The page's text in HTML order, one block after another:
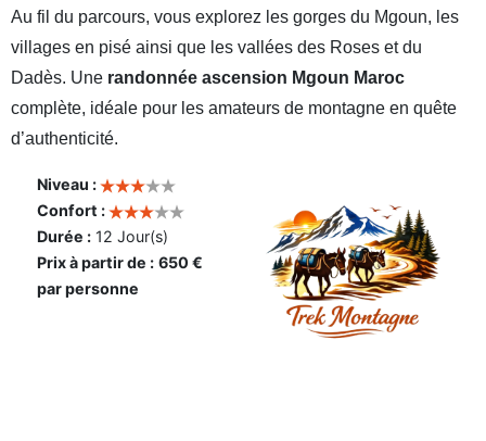
Au fil du parcours, vous explorez les gorges du Mgoun, les
villages en pisé ainsi que les vallées des Roses et du
Dadès. Une randonnée ascension Mgoun Maroc
complète, idéale pour les amateurs de montagne en quête
d’authenticité.
Niveau :
Confort :
Durée : 12 Jour(s)
Prix à partir de : 650 €
par personne